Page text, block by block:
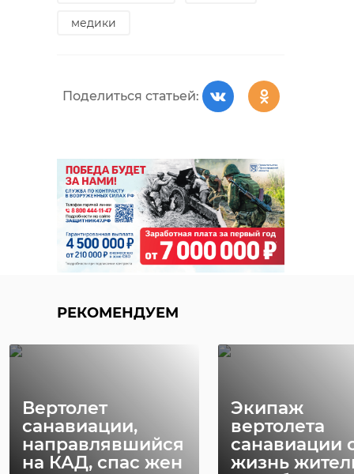
медики
Поделиться статьей:
РЕКОМЕНДУЕМ
Вертолет
санавиации,
направлявшийся
на КАД, спас жен
Экипаж
вертолета
санавиации
жизнь